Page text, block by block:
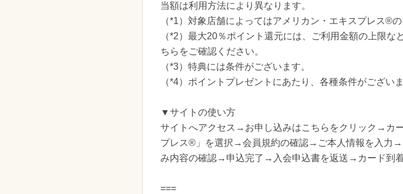
当額は利用方法により異なります。
（*1）対象店舗によってはアメリカン・エキスプレス®
（*2）最大20％ポイント還元には、ご利用金額の上限
ちらをご確認ください。
（*3）特典には条件がございます。
（*4）ポイントプレゼントにあたり、各種条件がございま
▼サイトの使い方
サイトへアクセス→お申し込みはこちらをクリック→カ
プレス®」を選択→会員規約の確認→ご本人情報を入力
み内容の確認→申込完了→入会申込書を返送→カード到
===